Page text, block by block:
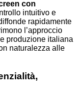
con
intuitivo e
rapidamente
l’approccio
produzione italiana
naturalezza alle